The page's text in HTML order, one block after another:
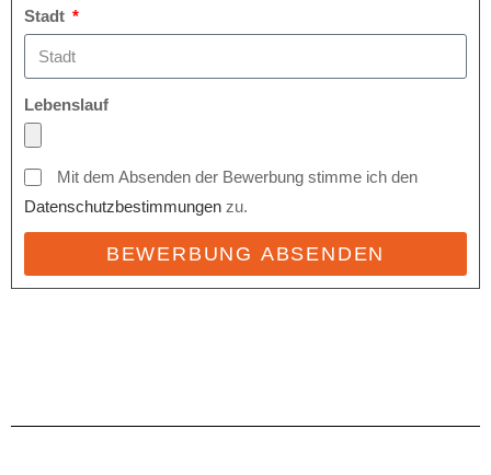
Stadt
Lebenslauf
Mit dem Absenden der Bewerbung stimme ich den
Datenschutzbestimmungen zu.
BEWERBUNG ABSENDEN